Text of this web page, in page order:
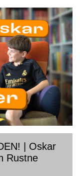
| Oskar
Rustne